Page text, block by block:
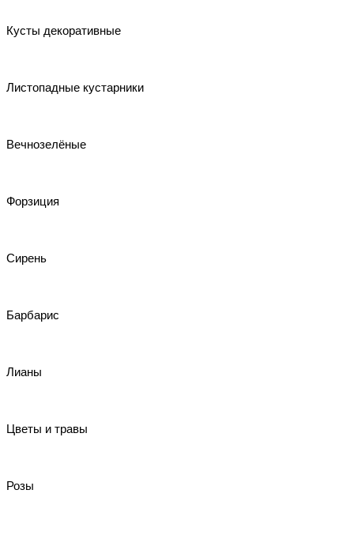
Кусты декоративные
Листопадные кустарники
Вечнозелёные
Форзиция
Сирень
Барбарис
Лианы
Цветы и травы
Розы